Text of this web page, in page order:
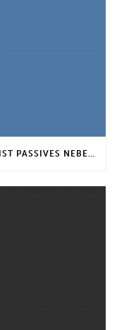
GELD VERDIENEN RICHTIG – WAS IST PASSIVES NEBENEINKOMMEN?